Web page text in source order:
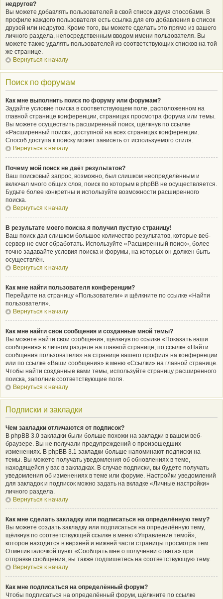
недругов?
Вы можете добавлять пользователей в свой список двумя способами. В
профиле каждого пользователя есть ссылка для его добавления в список
друзей или недругов. Кроме того, вы можете сделать это прямо из вашего
личного раздела, непосредственным вводом имени пользователя. Вы
можете также удалять пользователей из соответствующих списков на той
же странице.
Вернуться к началу
Поиск по форумам
Как мне выполнить поиск по форуму или форумам?
Задайте условие поиска в соответствующем поле, расположенном на
главной странице конференции, страницах просмотра форума или темы.
Вы можете осуществить расширенный поиск, щёлкнув по ссылке
«Расширенный поиск», доступной на всех страницах конференции.
Способ доступа к поиску может зависеть от используемого стиля.
Вернуться к началу
Почему мой поиск не даёт результатов?
Ваш поисковый запрос, возможно, был слишком неопределённым и
включал много общих слов, поиск по которым в phpBB не осуществляется.
Будьте более конкретны и используйте возможности расширенного
поиска.
Вернуться к началу
В результате моего поиска я получил пустую страницу!
Ваш поиск дал слишком большое количество результатов, которые веб-
сервер не смог обработать. Используйте «Расширенный поиск», более
точно задавайте условия поиска и форумы, на которых он должен быть
осуществлён.
Вернуться к началу
Как мне найти пользователя конференции?
Перейдите на страницу «Пользователи» и щёлкните по ссылке «Найти
пользователя».
Вернуться к началу
Как мне найти свои сообщения и созданные мной темы?
Вы можете найти свои сообщения, щёлкнув по ссылке «Показать ваши
сообщения» в личном разделе на главной странице, по ссылке «Найти
сообщения пользователя» на странице вашего профиля на конференции
или по ссылке «Ваши сообщения» в меню «Ссылки» на главной странице.
Чтобы найти созданные вами темы, используйте страницу расширенного
поиска, заполнив соответствующие поля.
Вернуться к началу
Подписки и закладки
Чем закладки отличаются от подписок?
В phpBB 3.0 закладки были больше похожи на закладки в вашем веб-
браузере. Вы не получали предупреждений о произошедших
изменениях. В phpBB 3.1 закладки больше напоминают подписки на
темы. Вы можете получать уведомления об обновлениях в теме,
находящейся у вас в закладках. В случае подписки, вы будете получать
уведомления об изменениях в теме или форуме. Настройки уведомлений
для закладок и подписок можно задать на вкладке «Личные настройки»
личного раздела.
Вернуться к началу
Как мне сделать закладку или подписаться на определённую тему?
Вы можете создать закладку или подписаться на определённую тему,
щёлкнув по соответствующей ссылке в меню «Управление темой»,
которое находится в верхней и нижней части страницы просмотра тем.
Отметив галочкой пункт «Сообщать мне о получении ответа» при
отправке сообщения, вы также подпишетесь на соответствующую тему.
Вернуться к началу
Как мне подписаться на определённый форум?
Чтобы подписаться на определённый форум, щёлкните по ссылке